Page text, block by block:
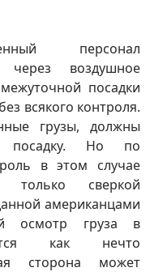
персонал
воздушное
посадки
всякого контроля.
грузы, должны
посадку. Но по
в этом случае
только сверкой
американцами
осмотр груза в
как нечто
сторона может